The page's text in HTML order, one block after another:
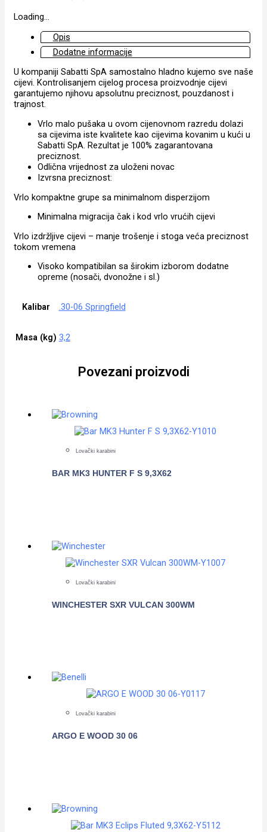
Loading...
Opis
Dodatne informacije
U kompaniji Sabatti SpA samostalno hladno kujemo sve naše
cijevi. Kontrolisanjem cijelog procesa proizvodnje cijevi
garantujemo njihovu apsolutnu preciznost, pouzdanost i
trajnost.
Vrlo malo pušaka u ovom cijenovnom razredu dolazi
sa cijevima iste kvalitete kao cijevima kovanim u kući u
Sabatti SpA. Rezultat je 100% zagarantovana
preciznost.
Odlična vrijednost za uloženi novac
Izvrsna preciznost:
Vrlo kompaktne grupe sa minimalnom disperzijom
Minimalna migracija čak i kod vrlo vrućih cijevi
Vrlo izdržljive cijevi – manje trošenje i stoga veća preciznost
tokom vremena
Visoko kompatibilan sa širokim izborom dodatne
opreme (nosači, dvonožne i sl.)
Kalibar .30-06 Springfield
Masa (kg) 3,2
Povezani proizvodi
Lovački karabini
BAR MK3 HUNTER F S 9,3X62
Lovački karabini
WINCHESTER SXR VULCAN 300WM
Lovački karabini
ARGO E WOOD 30 06